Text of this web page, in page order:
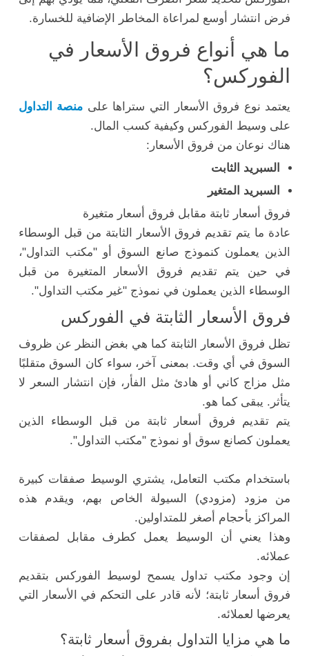
فرض انتشار أوسع لمراعاة المخاطر الإضافية للخسارة.
ما هي أنواع فروق الأسعار في
الفوركس؟
يعتمد نوع فروق الأسعار التي ستراها على منصة التداول
على وسيط الفوركس وكيفية كسب المال.
هناك نوعان من فروق الأسعار:
السبريد الثابت
السبريد المتغير
فروق أسعار ثابتة مقابل فروق أسعار متغيرة
عادة ما يتم تقديم فروق الأسعار الثابتة من قبل الوسطاء
الذين يعملون كنموذج صانع السوق أو "مكتب التداول"،
في حين يتم تقديم فروق الأسعار المتغيرة من قبل
الوسطاء الذين يعملون في نموذج "غير مكتب التداول".
فروق الأسعار الثابتة في الفوركس
تظل فروق الأسعار الثابتة كما هي بغض النظر عن ظروف
السوق في أي وقت. بمعنى آخر، سواء كان السوق متقلبًا
مثل مزاج كاني أو هادئ مثل الفأر، فإن انتشار السعر لا
يتأثر. يبقى كما هو.
يتم تقديم فروق أسعار ثابتة من قبل الوسطاء الذين
يعملون كصانع سوق أو نموذج "مكتب التداول".
باستخدام مكتب التعامل، يشتري الوسيط صفقات كبيرة
من مزود (مزودي) السيولة الخاص بهم، ويقدم هذه
المراكز بأحجام أصغر للمتداولين.
وهذا يعني أن الوسيط يعمل كطرف مقابل لصفقات
عملائه.
إن وجود مكتب تداول يسمح لوسيط الفوركس بتقديم
فروق أسعار ثابتة؛ لأنه قادر على التحكم في الأسعار التي
يعرضها لعملائه.
ما هي مزايا التداول بفروق أسعار ثابتة؟